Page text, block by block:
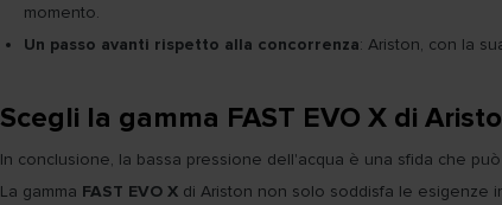
momento.
Un passo avanti rispetto alla concorrenza: Ariston, con la
Scegli la gamma FAST EVO X di
In conclusione, la bassa pressione dell'acqua è una sfida che
La gamma FAST EVO X di Ariston non solo soddisfa le esigenze